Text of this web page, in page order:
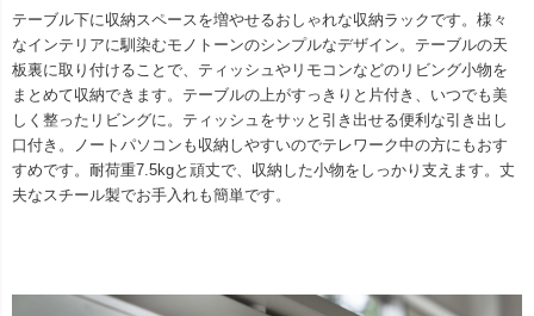
テーブル下に収納スペースを増やせるおしゃれな収納ラックです。様々
なインテリアに馴染むモノトーンのシンプルなデザイン。テーブルの天
板裏に取り付けることで、ティッシュやリモコンなどのリビング小物を
まとめて収納できます。テーブルの上がすっきりと片付き、いつでも美
しく整ったリビングに。ティッシュをサッと引き出せる便利な引き出し
口付き。ノートパソコンも収納しやすいのでテレワーク中の方にもおす
すめです。耐荷重7.5kgと頑丈で、収納した小物をしっかり支えます。丈
夫なスチール製でお手入れも簡単です。